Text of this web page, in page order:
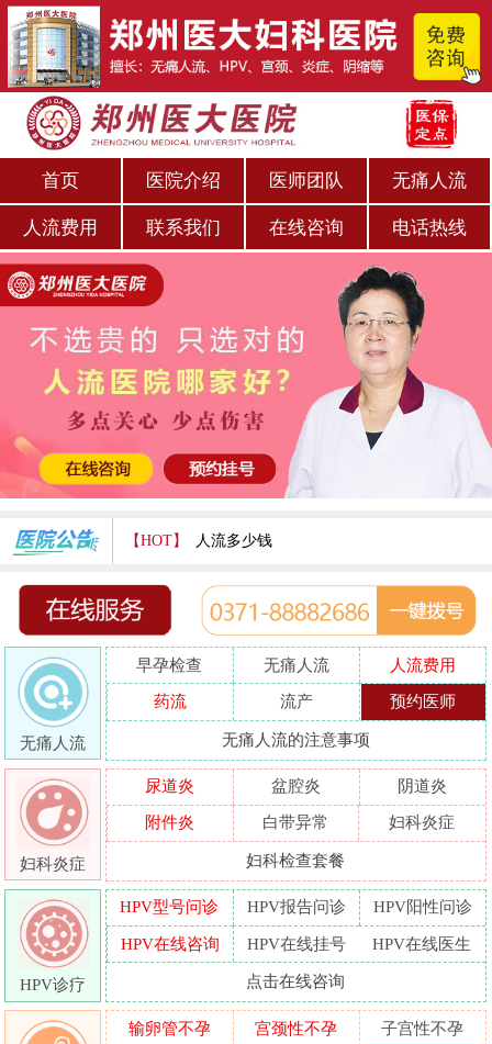
首页 医院介绍 医师团队 无痛人流
人流费用 联系我们 在线咨询 电话热线
【HOT】 人流多少钱
打胎费用多少
人流医院哪家好
哪家人流专业
人流好的医院
做人流哪里好
无痛人流
早孕检查 无痛人流
人流费用
药流
流产 预约医师
无痛人流的注意事项
妇科炎症
尿道炎 盆腔炎
阴道炎
附件炎
白带异常 妇科炎症
妇科检查套餐
HPV诊疗
HPV型号问诊 HPV报告问诊
HPV阳性问诊
HPV在线咨询
HPV在线挂号 HPV在线医生
点击在线咨询
输卵管不孕 宫颈性不孕
子宫性不孕